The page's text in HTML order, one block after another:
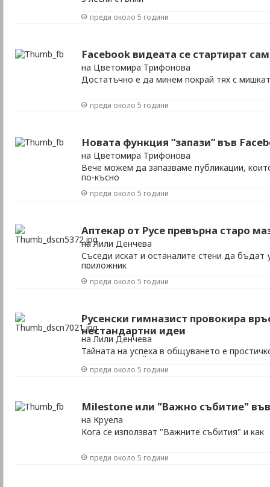
преди около 5 години
Facebook видеата се стартират
на Цветомира Трифонова
Достатъчно е да минем покрай тях с
преди около 5 години
Новата функция ”запази” във
на Цветомира Трифонова
Вече можем да запазваме публикации,
по-късно
преди около 5 години
Аптекар от Русе превърна старо
на Лили Денчева
Съседи искат и останалите стени да бъдат
приложник
преди около 5 години
Русенски гимназист провокира
нестандартни идеи
на Лили Денчева
Тайната на успеха в общуването е
твърди Димо Йорданов
преди около 5 години
Milestone или "Важно събитие"
на Круела
Кога се използват "Важните събития" и как
преди около 5 години